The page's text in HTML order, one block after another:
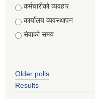
Choices
कर्मचारीको व्यवहार
कार्यालय व्यवस्थापन
सेवाको समय
Older polls
Results